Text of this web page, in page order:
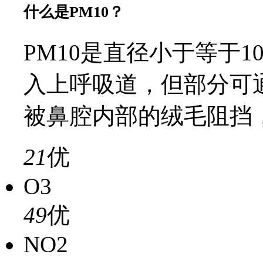
什么是PM10？
PM10是直径小于等于
入上呼吸道，但部分
被鼻腔内部的绒毛阻挡
21优
O3
49优
NO2